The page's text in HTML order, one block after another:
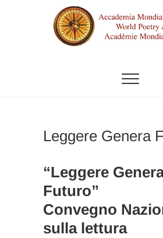
POESIA
Leggere Genera
“Leggere
Futuro”
Convegno
sulla lettura